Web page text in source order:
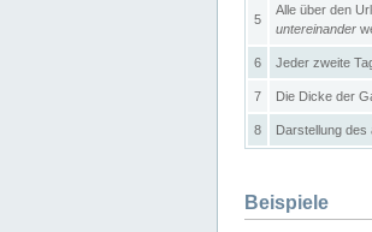
5
Alle über den
untereinander
6 Jeder zweite
7 Die Dicke der
8 Darstellung
Beispiele